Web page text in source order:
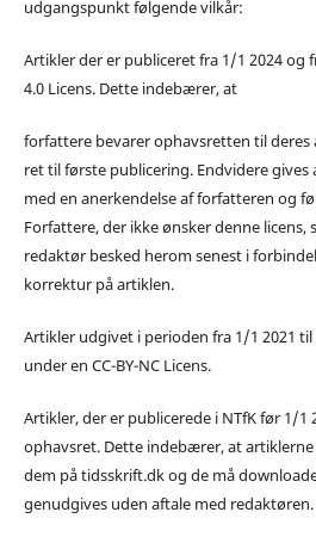
udgangspunkt følgende vilkår:
Artikler der er publiceret fra 1/1 2024 og
4.0 Licens. Dette indebærer, at
forfattere bevarer ophavsretten til
ret til første publicering. Endvidere
med en anerkendelse af forfatteren og
Forfattere, der ikke ønsker denne licens,
redaktør besked herom senest i
korrektur på artiklen.
Artikler udgivet i perioden fra 1/1 2021
under en CC-BY-NC Licens.
Artikler, der er publicerede i NTfK før 1/1
ophavsret. Dette indebærer, at
dem på tidsskrift.dk og de må
genudgives uden aftale med redaktøren.